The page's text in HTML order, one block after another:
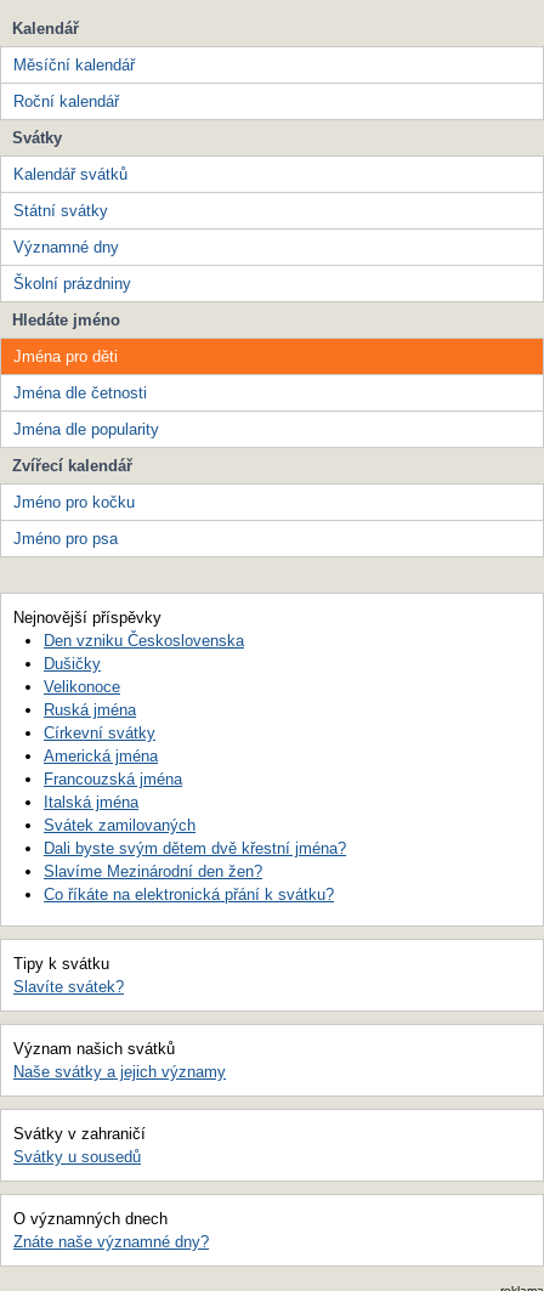
Kalendář
Měsíční kalendář
Roční kalendář
Svátky
Kalendář svátků
Státní svátky
Významné dny
Školní prázdniny
Hledáte jméno
Jména pro děti
Jména dle četnosti
Jména dle popularity
Zvířecí kalendář
Jméno pro kočku
Jméno pro psa
Nejnovější příspěvky
Den vzniku Československa
Dušičky
Velikonoce
Ruská jména
Církevní svátky
Americká jména
Francouzská jména
Italská jména
Svátek zamilovaných
Dali byste svým dětem dvě křestní jména?
Slavíme Mezinárodní den žen?
Co říkáte na elektronická přání k svátku?
Tipy k svátku
Slavíte svátek?
Význam našich svátků
Naše svátky a jejich významy
Svátky v zahraničí
Svátky u sousedů
O významných dnech
Znáte naše významné dny?